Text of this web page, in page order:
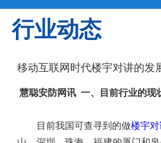
行业动态
移动互联网时代楼宇对讲的发
慧聪安防网讯 一、目前行业的现
目前我国可查寻到的做楼宇对